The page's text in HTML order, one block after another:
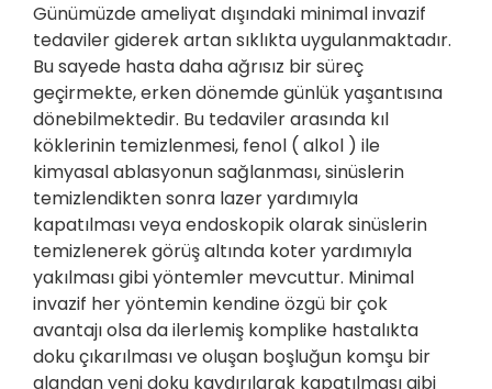
Günümüzde ameliyat dışındaki minimal invazif
tedaviler giderek artan sıklıkta uygulanmaktadır.
Bu sayede hasta daha ağrısız bir süreç
geçirmekte, erken dönemde günlük yaşantısına
dönebilmektedir. Bu tedaviler arasında kıl
köklerinin temizlenmesi, fenol ( alkol ) ile
kimyasal ablasyonun sağlanması, sinüslerin
temizlendikten sonra lazer yardımıyla
kapatılması veya endoskopik olarak sinüslerin
temizlenerek görüş altında koter yardımıyla
yakılması gibi yöntemler mevcuttur. Minimal
invazif her yöntemin kendine özgü bir çok
avantajı olsa da ilerlemiş komplike hastalıkta
doku çıkarılması ve oluşan boşluğun komşu bir
alandan yeni doku kaydırılarak kapatılması gibi